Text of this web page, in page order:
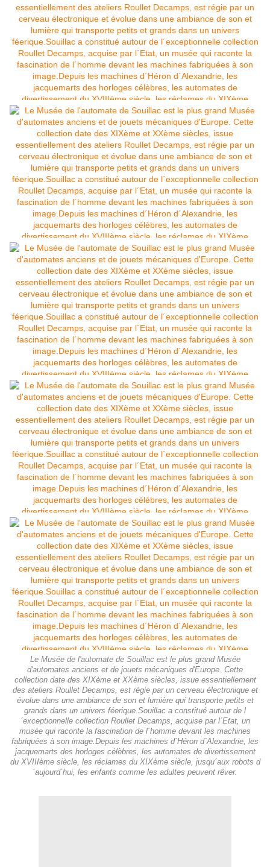
Le Musée de l'automate de Souillac est le plus grand Musée
d'automates anciens et de jouets mécaniques d'Europe. Cette
collection date des XIXème et XXème siècles, issue essentiellement
des ateliers Roullet Decamps, est régie par un cerveau électronique et
évolue dans une ambiance de son et lumière qui transporte petits et
grands dans un univers féerique.Souillac a constitué autour de l
´exceptionnelle collection Roullet Decamps, acquise par l´Etat, un
musée qui raconte la fascination de l´homme devant les machines
fabriquées à son image.Depuis les machines d´Héron d´Alexandrie, les
jacquemarts des horloges célèbres, les automates de divertissement
du XVIIIème siècle, les réclames du XIXème siècle, jusqu´aux robots d
´aujourd´hui, les enfants comme les adultes peuvent rêver.